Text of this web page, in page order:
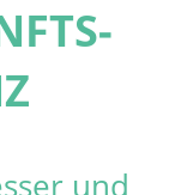
und